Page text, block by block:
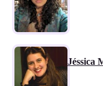
Jéssica